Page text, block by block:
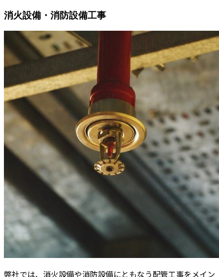
消火設備・消防設備工事
弊社では、消火設備や消防設備にともなう配管工事をメイン